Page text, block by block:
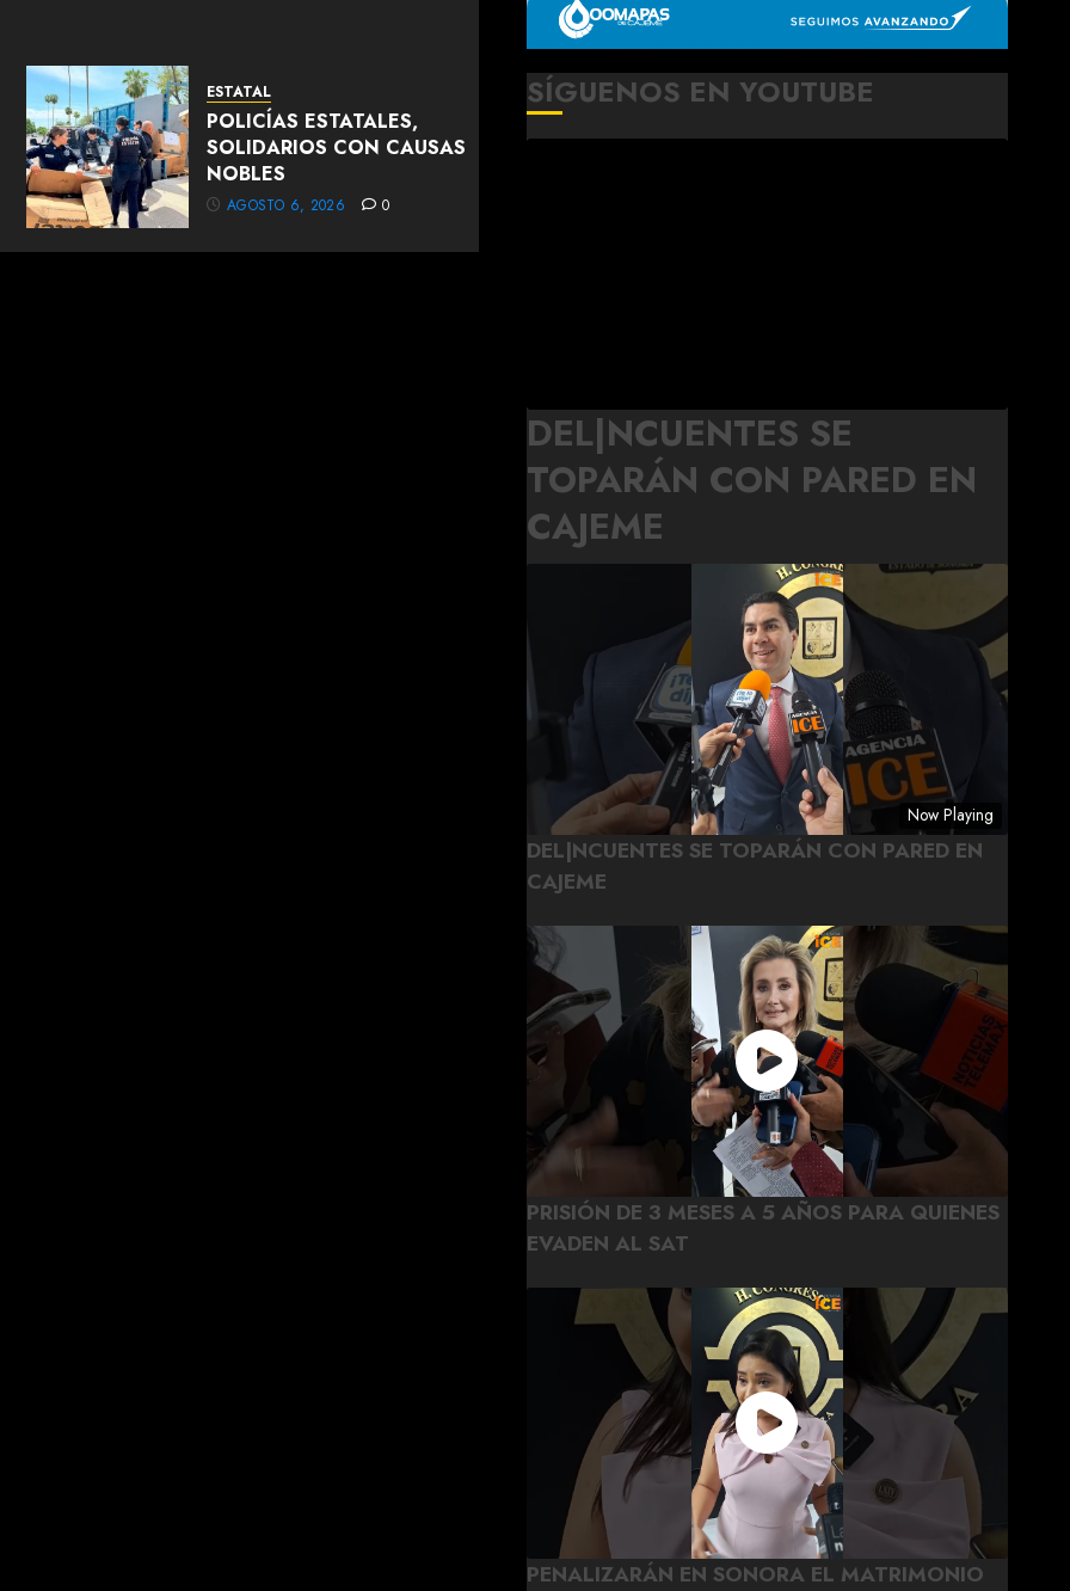
ESTATAL
POLICÍAS ESTATALES,
SOLIDARIOS CON CAUSAS
NOBLES
AGOSTO 6, 2026 0
SÍGUENOS EN YOUTUBE
DEL|NCUENTES SE
TOPARÁN CON PARED EN
CAJEME
Now Playing
DEL|NCUENTES SE TOPARÁN CON PARED EN
CAJEME
PRISIÓN DE 3 MESES A 5 AÑOS PARA QUIENES
EVADEN AL SAT
PENALIZARÁN EN SONORA EL MATRIMONIO